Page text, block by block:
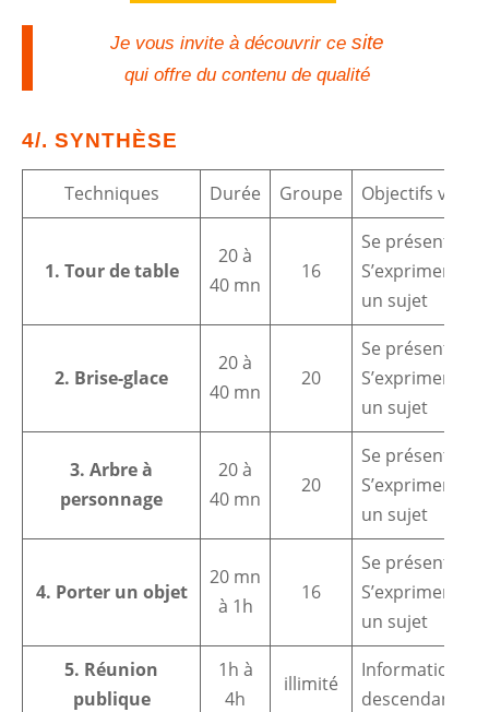
Je vous invite à découvrir cesite
qui offre du contenu de qualité
4/. SYNTHÈSE
Techniques Durée Groupe Objectifs visés
1. Tour de table
20 à
40 mn
16
Se présenter
S’exprimer sur
un sujet
2. Brise-glace
20 à
40 mn
20
Se présenter
S’exprimer sur
un sujet
3. Arbre à
personnage
20 à
40 mn
20
Se présenter
S’exprimer sur
un sujet
4. Porter un objet
20 mn
à 1h
16
Se présenter
S’exprimer sur
un sujet
5. Réunion
publique
1h à
4h
illimité
Information
descendante